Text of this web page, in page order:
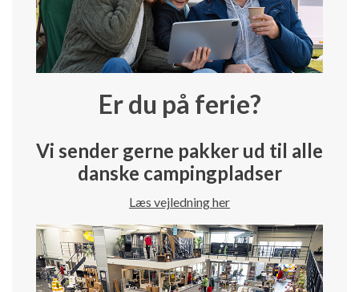
Er du på ferie?
Vi sender gerne pakker ud til alle
danske campingpladser
Læs vejledning her